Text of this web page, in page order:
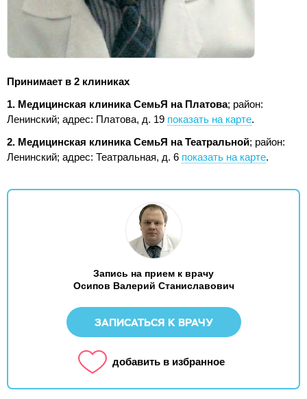
Принимает в 2 клиниках
1. Медицинская клиника СемьЯ на Платова; район:
Ленинский; адрес: Платова, д. 19 показать на карте.
2. Медицинская клиника СемьЯ на Театральной; район:
Ленинский; адрес: Театральная, д. 6 показать на карте.
Запись на прием к врачу
Осипов Валерий Станиславович
ЗАПИСАТЬСЯ К ВРАЧУ
добавить в избранное